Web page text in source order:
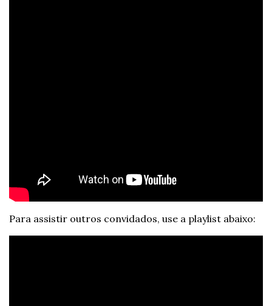
Para assistir outros convidados, use a playlist abaixo: